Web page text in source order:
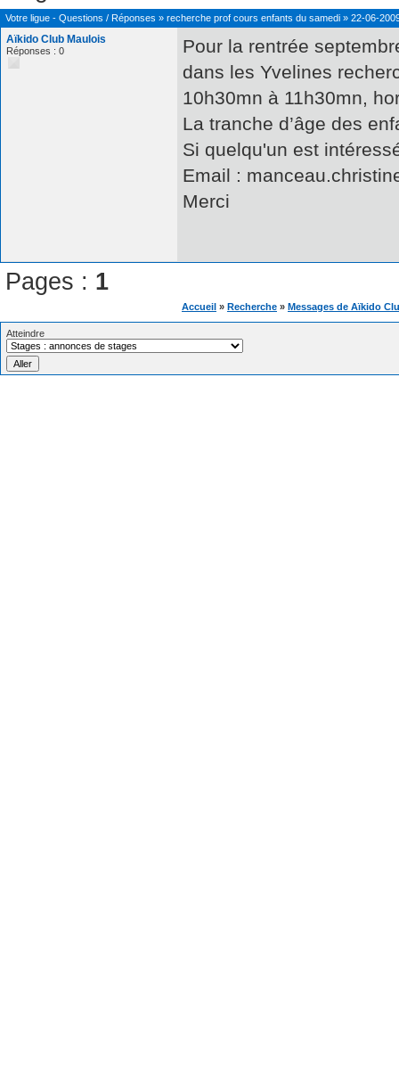
Votre ligue - Questions / Réponses » recherche prof cours enfants du samedi » 22-06-
Aïkido Club Maulois
Réponses : 0
Pour la rentrée
dans les Yvelines
10h30mn à 11h30mn,
La tranche d’âge des
Si quelqu'un est
Email :
Merci
Pages : 1
Accueil » Recherche » Messages de Aïkido
Atteindre